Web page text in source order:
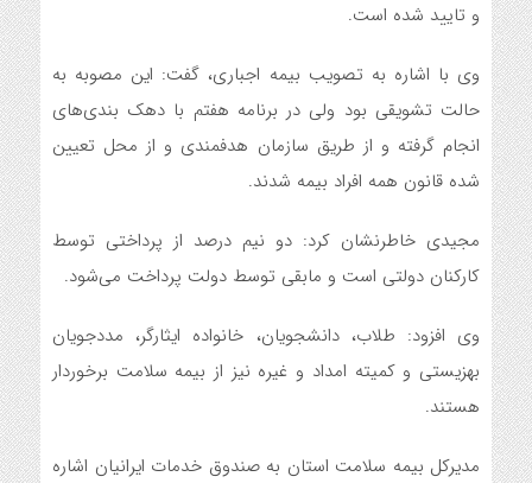
و تایید شده است.
وی با اشاره به تصویب بیمه اجباری، گفت: این مصوبه به
حالت تشویقی بود ولی در برنامه هفتم با دهک بندی‌های
انجام گرفته و از طریق سازمان هدفمندی و از محل تعیین
شده قانون همه افراد بیمه شدند.
مجیدی خاطرنشان کرد: دو نیم درصد از پرداختی توسط
کارکنان دولتی است و مابقی توسط دولت پرداخت می‌شود.
وی افزود: طلاب، دانشجویان، خانواده ایثارگر، مددجویان
بهزیستی و کمیته امداد و غیره نیز از بیمه سلامت برخوردار
هستند.
مدیرکل بیمه سلامت استان به صندوق خدمات ایرانیان اشاره